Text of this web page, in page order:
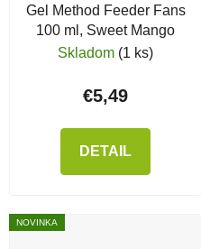
Gel Method Feeder Fans
100 ml, Sweet Mango
Skladom (1 ks)
€5,49
DETAIL
NOVINKA